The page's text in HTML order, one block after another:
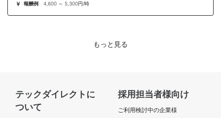
報酬例 4,600 ～ 5,300円/時
もっと見る
テックダイレクトに
ついて
採用担当者様向け
ご利用検討中の企業様